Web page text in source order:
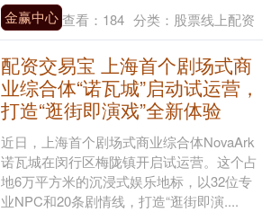
金赢中心查看： 184 分类： 股票线上配资
配资交易宝 上海首个剧场式商
业综合体“诺瓦城”启动试运营，
打造“逛街即演戏”全新体验
近日，上海首个剧场式商业综合体NovaArk
诺瓦城在闵行区梅陇镇开启试运营。这个占
地6万平方米的沉浸式娱乐地标，以32位专
业NPC和20条剧情线，打造“逛街即演....